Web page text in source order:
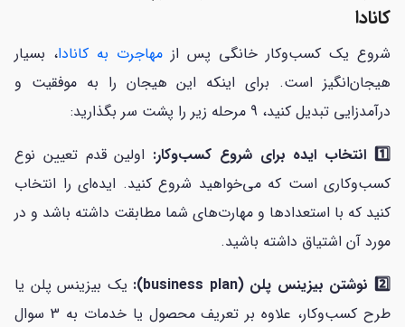
کانادا
شروع یک کسب‌وکار خانگی پس از مهاجرت به کانادا، بسیار
هیجان‌انگیز است. برای اینکه این هیجان را به موفقیت و
درآمدزایی تبدیل کنید، 9 مرحله زیر را پشت سر بگذارید:
1️⃣ انتخاب ایده برای شروع کسب‌وکار:
اولین قدم تعیین نوع
کسب‌وکاری است که می‌خواهید شروع کنید. ایده‌ای را انتخاب
کنید که با استعدادها و مهارت‌های شما مطابقت داشته باشد و در
مورد آن اشتیاق داشته باشید.
2️⃣ نوشتن بیزینس پلن (business plan):
یک بیزینس پلن یا
طرح کسب‌وکار، علاوه بر تعریف محصول یا خدمات به 3 سوال